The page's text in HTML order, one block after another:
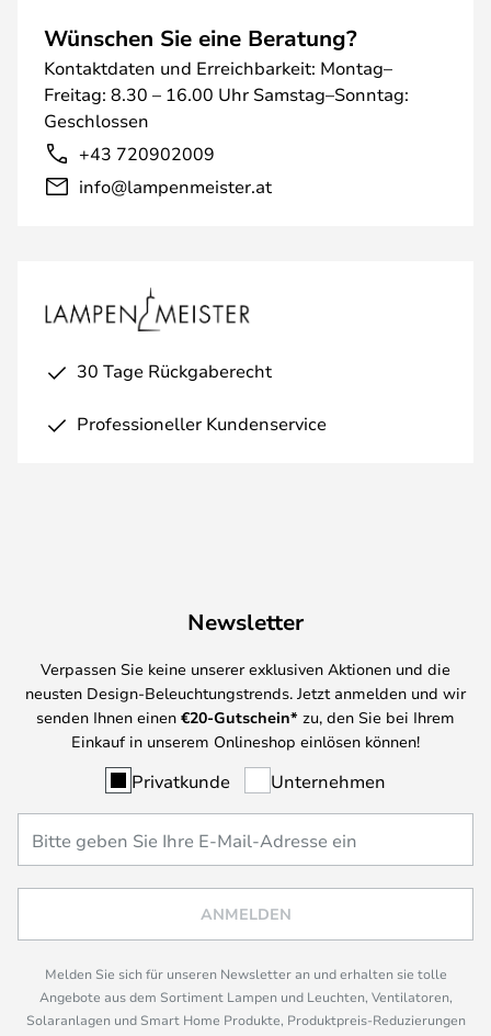
Wünschen Sie eine Beratung?
Kontaktdaten und Erreichbarkeit: Montag–
Freitag: 8.30 – 16.00 Uhr Samstag–Sonntag:
Geschlossen
+43 720902009
info@lampenmeister.at
30 Tage Rückgaberecht
Professioneller Kundenservice
Newsletter
Verpassen Sie keine unserer exklusiven Aktionen und die
neusten Design-Beleuchtungstrends. Jetzt anmelden und wir
senden Ihnen einen €20-Gutschein* zu, den Sie bei Ihrem
Einkauf in unserem Onlineshop einlösen können!
Privatkunde Unternehmen
ANMELDEN
Melden Sie sich für unseren Newsletter an und erhalten sie tolle
Angebote aus dem Sortiment Lampen und Leuchten, Ventilatoren,
Solaranlagen und Smart Home Produkte, Produktpreis-Reduzierungen